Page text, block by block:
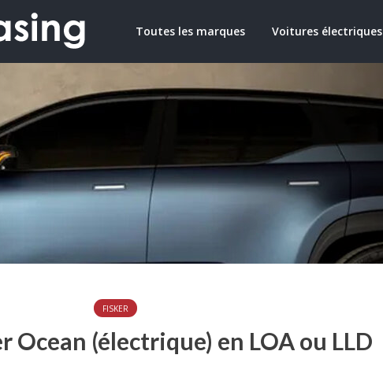
Toutes les marques Voitures électriques
FISKER
Ocean (électrique) en LOA ou LLD